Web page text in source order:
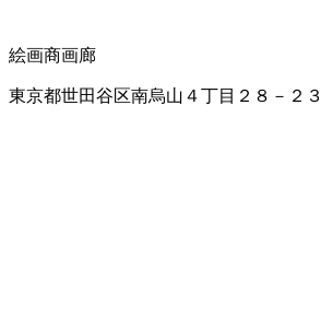
絵画商画廊
東京都世田谷区南烏山４丁目２８－２３